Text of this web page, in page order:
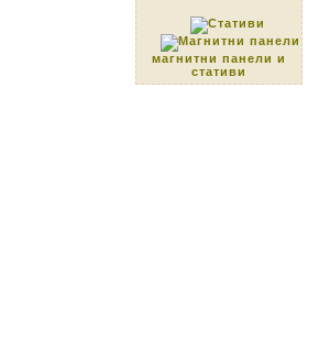
Област Пазарджик
магнитни панели и
стативи